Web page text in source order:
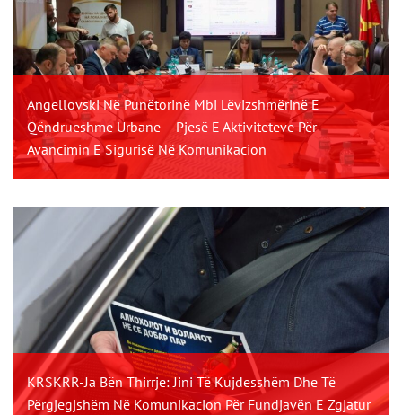
Angellovski Në Punëtorinë Mbi Lëvizshmërinë E
Qëndrueshme Urbane – Pjesë E Aktiviteteve Për
Avancimin E Sigurisë Në Komunikacion
KRSKRR-Ja Bën Thirrje: Jini Të Kujdesshëm Dhe Të
Përgjegjshëm Në Komunikacion Për Fundjavën E Zgjatur